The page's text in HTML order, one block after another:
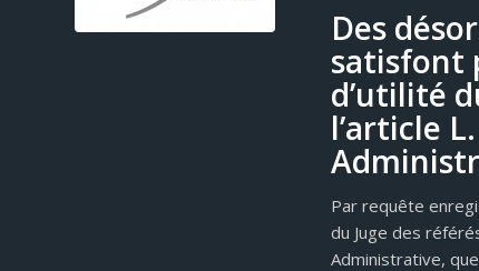
Des
satisfont
d’utilité
l’article
Par requête
du Juge des
Administrative,